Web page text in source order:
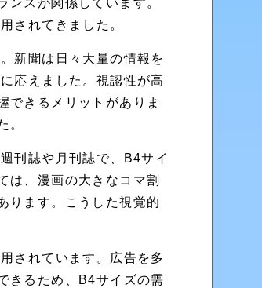
スが関係しています。
されてきました。
新聞は日々大量の情報を
応えました。視認性が高
できるメリットがありま
。
刊誌や月刊誌で、B4サイ
は、漫画の大きなコマ割
ります。こうした視覚的
されています。広告を多
きるため、B4サイズの需